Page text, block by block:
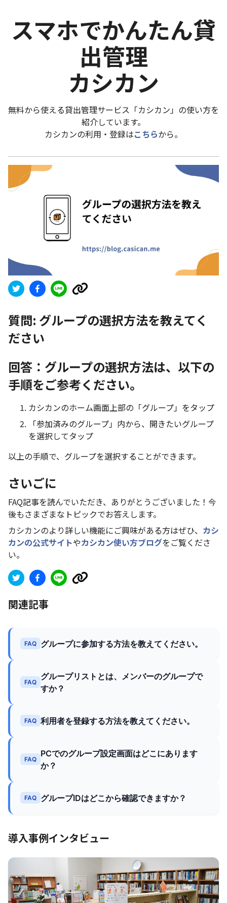
スマホでかんたん貸
出管理
カシカン
無料から使える貸出管理サービス「カシカン」の使い方を
紹介しています。
カシカンの利用・登録はこちらから。
質問: グループの選択方法を教えてく
ださい
回答：グループの選択方法は、以下の
手順をご参考ください。
カシカンのホーム画面上部の「グループ」をタップ
「参加済みのグループ」内から、開きたいグループ
を選択してタップ
以上の手順で、グループを選択することができます。
さいごに
FAQ記事を読んでいただき、ありがとうございました！今
後もさまざまなトピックでお答えします。
カシカンのより詳しい機能にご興味がある方はぜひ、 カシ
カンの公式サイトやカシカン使い方ブログをご覧くださ
い。
関連記事
FAQ グループに参加する方法を教えてください。
FAQ
グループリストとは、メンバーのグループで
すか？
FAQ 利用者を登録する方法を教えてください。
FAQ
PCでのグループ設定画面はどこにあります
か？
FAQ グループIDはどこから確認できますか？
導入事例インタビュー